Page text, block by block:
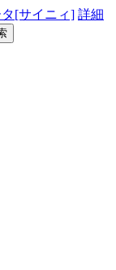
[サイニィ] 詳細